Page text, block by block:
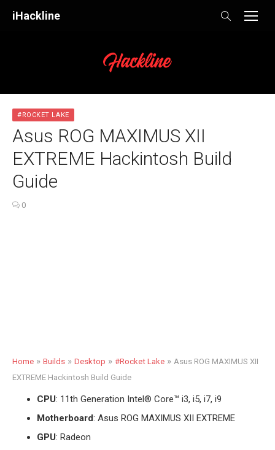
iHackline
#ROCKET LAKE
Asus ROG MAXIMUS XII
EXTREME Hackintosh Build
Guide
0
Home » Builds » Desktop » #Rocket Lake » Asus ROG MAXIMUS XII
EXTREME Hackintosh Build Guide
CPU: 11th Generation Intel® Core™ i3, i5, i7, i9
Motherboard: Asus ROG MAXIMUS XII EXTREME
GPU: Radeon